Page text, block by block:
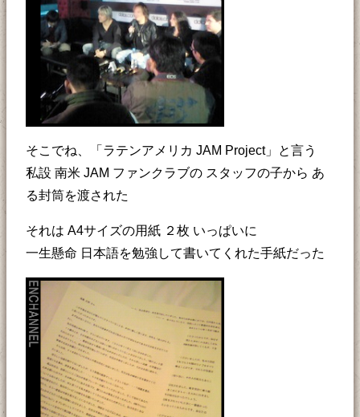
そこでね、「ラテンアメリカ JAM Project」と言う
私設 南米 JAM ファンクラブの スタッフの子から あ
る封筒を渡された
それは A4サイズの用紙 ２枚 いっぱいに
一生懸命 日本語を勉強して書いてくれた手紙だった